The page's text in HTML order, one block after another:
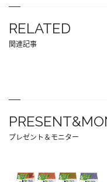
RELATED
関連記事
プレゼント＆モニター